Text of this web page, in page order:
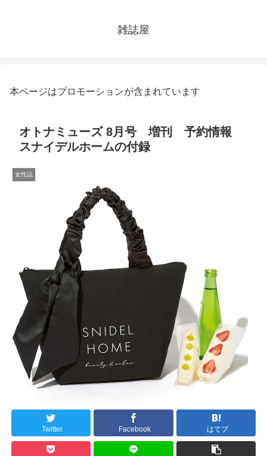
雑誌屋
本ページはプロモーションが含まれています
オトナミューズ 8月号 増刊 予約情報
スナイデルホームの付録
女性誌
Twitter Facebook はてブ